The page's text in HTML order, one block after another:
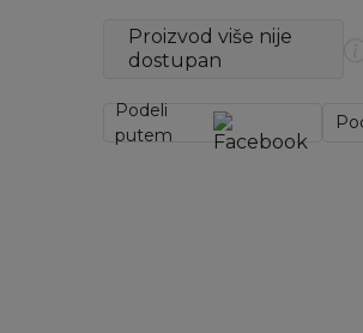
Proizvod više nije
dostupan
Podeli
putem